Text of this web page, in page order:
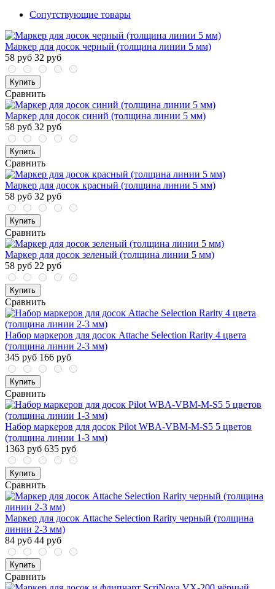
Сопутствующие товары
Маркер для досок черный (толщина линии 5 мм)
58 руб 32 руб
Купить
Сравнить
Маркер для досок синий (толщина линии 5 мм)
58 руб 32 руб
Купить
Сравнить
Маркер для досок красный (толщина линии 5 мм)
58 руб 32 руб
Купить
Сравнить
Маркер для досок зеленый (толщина линии 5 мм)
58 руб 22 руб
Купить
Сравнить
Набор маркеров для досок Attache Selection Rarity 4 цвета
(толщина линии 2-3 мм)
345 руб 166 руб
Купить
Сравнить
Набор маркеров для досок Pilot WBA-VBM-M-S5 5 цветов
(толщина линии 1-3 мм)
1363 руб 635 руб
Купить
Сравнить
Маркер для досок Attache Selection Rarity черный (толщина
линии 2-3 мм)
84 руб 44 руб
Купить
Сравнить